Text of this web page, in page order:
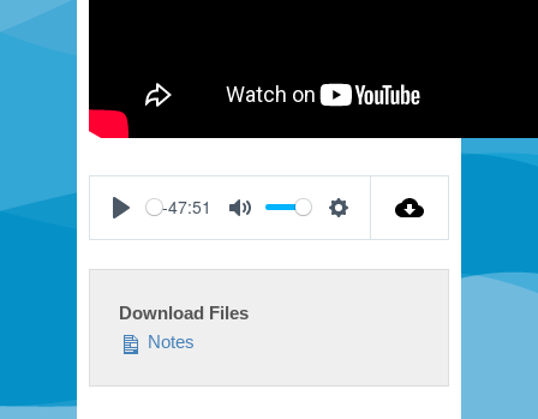
Play
-47:51
Mute Settings
Download Files
Notes